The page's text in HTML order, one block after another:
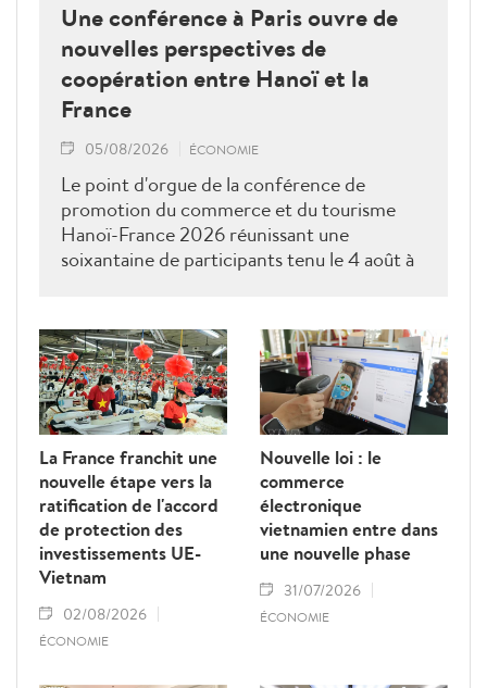
Une conférence à Paris ouvre de
nouvelles perspectives de
coopération entre Hanoï et la
France
05/08/2026 ÉCONOMIE
Le point d'orgue de la conférence de
promotion du commerce et du tourisme
Hanoï-France 2026 réunissant une
soixantaine de participants tenu le 4 août à
les entreprises ainsi que les associations
françaises.
La France franchit une
nouvelle étape vers la
ratification de l'accord
de protection des
investissements UE-
Vietnam
02/08/2026
ÉCONOMIE
Nouvelle loi : le
commerce
électronique
vietnamien entre dans
une nouvelle phase
31/07/2026
ÉCONOMIE